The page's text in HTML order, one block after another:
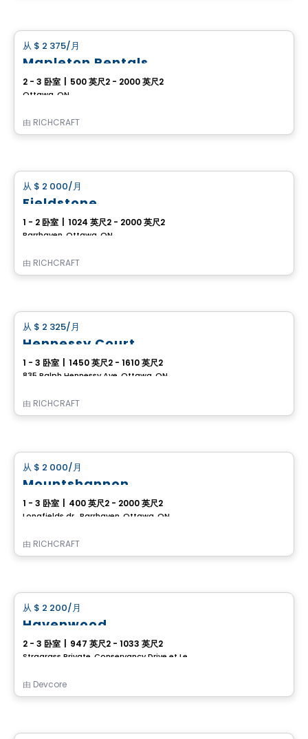
从 $ 2 375/月
Mapleton Rentals
2 - 3 卧室 500 英尺2 - 2000 英尺2
Ottawa, ON
由 RICHCRAFT
从 $ 2 000/月
Fieldstone
1 - 2 卧室 1024 英尺2 - 2000 英尺2
Barrhaven, Ottawa, ON
由 RICHCRAFT
从 $ 2 325/月
Hennessy Court
1 - 3 卧室 1450 英尺2 - 1610 英尺2
835 Ralph Hennessy Ave, Ottawa, ON
由 RICHCRAFT
从 $ 2 000/月
Mountshannon
1 - 3 卧室 400 英尺2 - 2000 英尺2
Longfields dr., Barrhaven, Ottawa, ON
由 RICHCRAFT
从 $ 2 200/月
Havenwood
2 - 3 卧室 947 英尺2 - 1033 英尺2
由 Devcore